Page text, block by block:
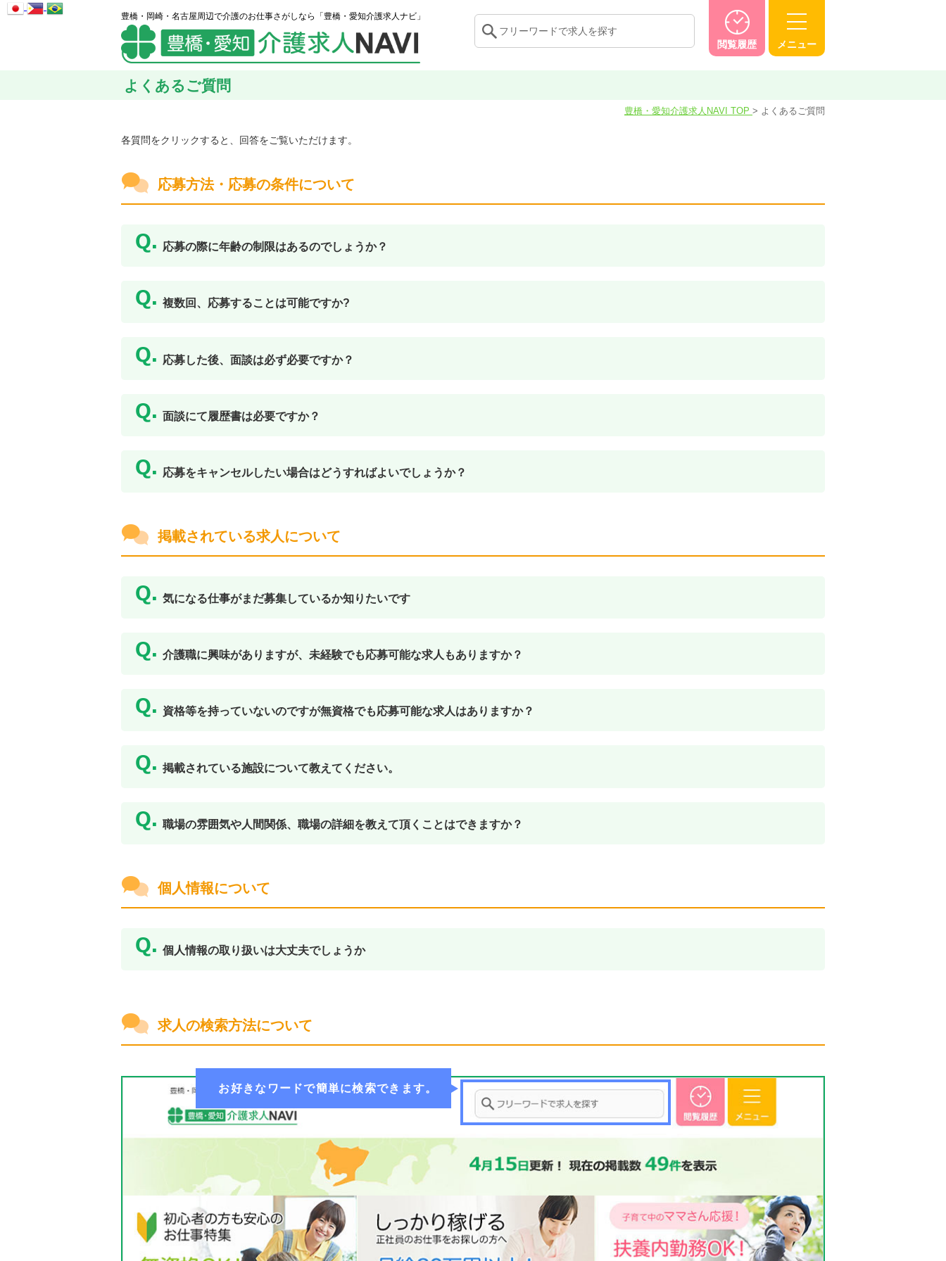
豊橋・岡崎・名古屋周辺で介護のお仕事さがしなら「豊橋・愛知介護求人ナビ」
閲覧履歴 メニュー
よくあるご質問
豊橋・愛知介護求人NAVI TOP よくあるご質問
各質問をクリックすると、回答をご覧いただけます。
応募方法・応募の条件について
応募の際に年齢の制限はあるのでしょうか？
複数回、応募することは可能ですか?
応募した後、面談は必ず必要ですか？
面談にて履歴書は必要ですか？
応募をキャンセルしたい場合はどうすればよいでしょうか？
掲載されている求人について
気になる仕事がまだ募集しているか知りたいです
介護職に興味がありますが、未経験でも応募可能な求人もありますか？
資格等を持っていないのですが無資格でも応募可能な求人はありますか？
掲載されている施設について教えてください。
職場の雰囲気や人間関係、職場の詳細を教えて頂くことはできますか？
個人情報について
個人情報の取り扱いは大丈夫でしょうか
求人の検索方法について
お好きなワードで簡単に検索できます。